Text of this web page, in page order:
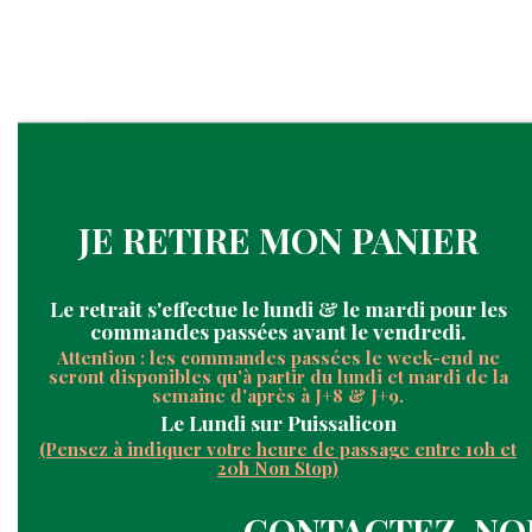
JE RETIRE MON PANIER
Le retrait s'effectue lelundi & le mardi pour les
commandes passées avant le vendredi.
Attention : les commandes passées le week-end ne
seront disponibles qu'à partir du lundi et mardi de la
semaine d'après à J+8 & J+9.
Le Lundi sur Puissalicon
(Pensez à indiquer votre heure de passage entre 10h et
20h Non Stop)